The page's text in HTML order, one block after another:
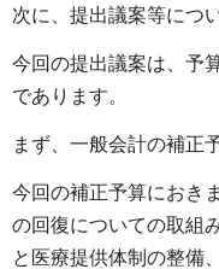
次に、提出議案等につ
今回の提出議案は、予
であります。
まず、一般会計の補正
今回の補正予算におき
の回復についての取組
と医療提供体制の整備